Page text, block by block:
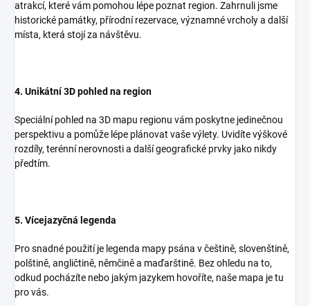
atrakcí, které vám pomohou lépe poznat region. Zahrnuli jsme
historické památky, přírodní rezervace, významné vrcholy a další
místa, která stojí za návštěvu.
4. Unikátní 3D pohled na region
Speciální pohled na 3D mapu regionu vám poskytne jedinečnou
perspektivu a pomůže lépe plánovat vaše výlety. Uvidíte výškové
rozdíly, terénní nerovnosti a další geografické prvky jako nikdy
předtím.
5. Vícejazyčná legenda
Pro snadné použití je legenda mapy psána v češtině, slovenštině,
polštině, angličtině, němčině a maďarštině. Bez ohledu na to,
odkud pocházíte nebo jakým jazykem hovoříte, naše mapa je tu
pro vás.